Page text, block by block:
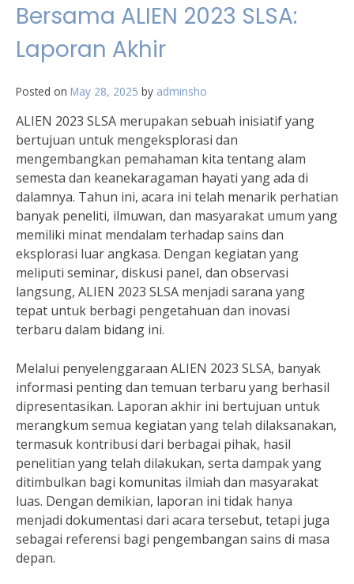
Bersama ALIEN 2023 SLSA:
Laporan Akhir
Posted on May 28, 2025 by adminsho
ALIEN 2023 SLSA merupakan sebuah inisiatif yang
bertujuan untuk mengeksplorasi dan
mengembangkan pemahaman kita tentang alam
semesta dan keanekaragaman hayati yang ada di
dalamnya. Tahun ini, acara ini telah menarik perhatian
banyak peneliti, ilmuwan, dan masyarakat umum yang
memiliki minat mendalam terhadap sains dan
eksplorasi luar angkasa. Dengan kegiatan yang
meliputi seminar, diskusi panel, dan observasi
langsung, ALIEN 2023 SLSA menjadi sarana yang
tepat untuk berbagi pengetahuan dan inovasi
terbaru dalam bidang ini.
Melalui penyelenggaraan ALIEN 2023 SLSA, banyak
informasi penting dan temuan terbaru yang berhasil
dipresentasikan. Laporan akhir ini bertujuan untuk
merangkum semua kegiatan yang telah dilaksanakan,
termasuk kontribusi dari berbagai pihak, hasil
penelitian yang telah dilakukan, serta dampak yang
ditimbulkan bagi komunitas ilmiah dan masyarakat
luas. Dengan demikian, laporan ini tidak hanya
menjadi dokumentasi dari acara tersebut, tetapi juga
sebagai referensi bagi pengembangan sains di masa
depan.